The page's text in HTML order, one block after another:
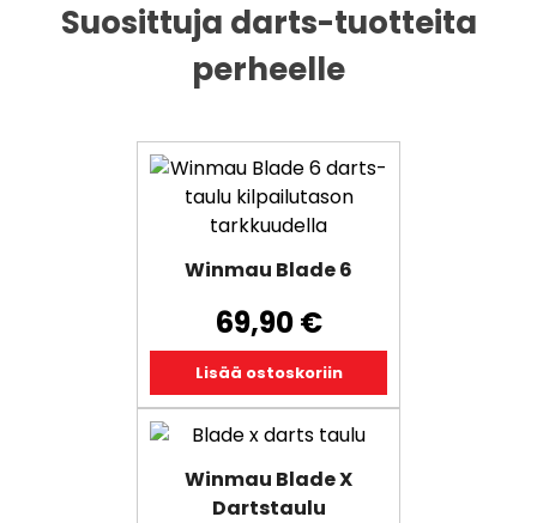
Suosittuja darts-tuotteita
perheelle
Winmau Blade 6
69,90€
Lisää ostoskoriin
Winmau Blade X
Dartstaulu